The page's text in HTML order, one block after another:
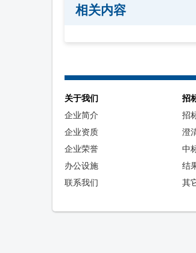
相关内容
关于我们
企业简介
企业资质
企业荣誉
办公设施
联系我们
招
招
澄
中
结
其